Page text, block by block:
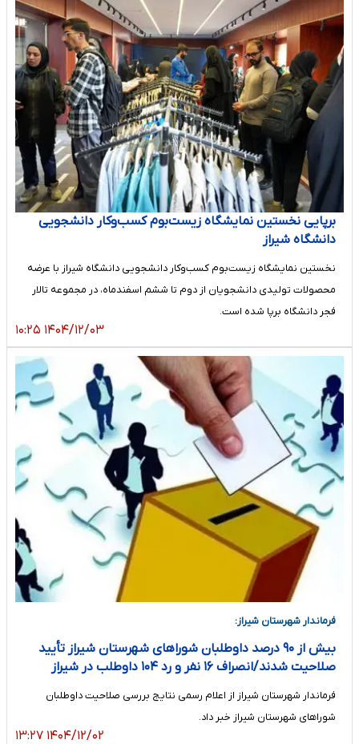
برپایی نخستین نمایشگاه زیست‌بوم کسب‌وکار دانشجویی
دانشگاه شیراز
نخستین نمایشگاه زیست‌بوم کسب‌وکار دانشجویی دانشگاه شیراز با عرضه
محصولات تولیدی دانشجویان از دوم تا ششم اسفندماه، در مجموعه تالار
فجر دانشگاه برپا شده است.
۱۴۰۴/۱۲/۰۳ ۱۰:۲۵
فرماندار شهرستان شیراز:
بیش از ۹۰ درصد داوطلبان شوراهای شهرستان شیراز تأیید
صلاحیت شدند/انصراف ۱۶ نفر و رد ۱۰۴ داوطلب در شیراز
فرماندار شهرستان شیراز از اعلام رسمی نتایج بررسی صلاحیت داوطلبان
شوراهای شهرستان شیراز خبر داد.
۱۴۰۴/۱۲/۰۲ ۱۳:۲۷